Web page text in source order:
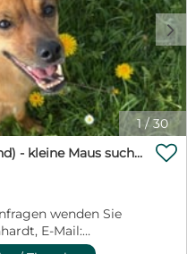
1 /30
d
Deya geb. 02/2021 (in Deutschland) - kleine Maus sucht zweite Chance!
wenden Sie
E-Mail:
das
